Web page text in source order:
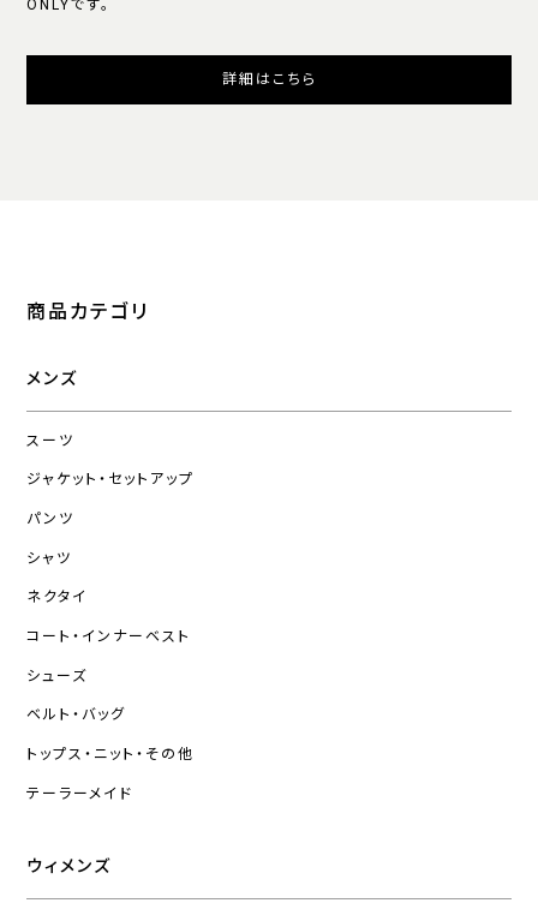
ONLYです。
詳細はこちら
商品カテゴリ
メンズ
スーツ
ジャケット・セットアップ
パンツ
シャツ
ネクタイ
コート・インナーベスト
シューズ
ベルト・バッグ
トップス・ニット・その他
テーラーメイド
ウィメンズ